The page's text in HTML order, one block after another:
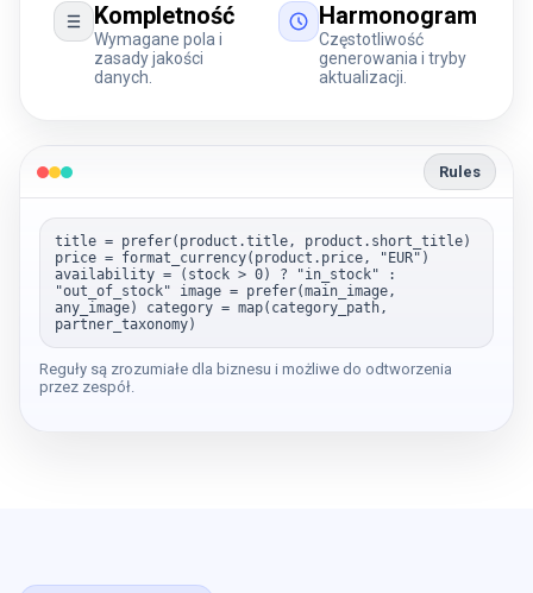
Kompletność
Wymagane pola i
zasady jakości
danych.
Harmonogram
Częstotliwość
generowania i tryby
aktualizacji.
Rules
title = prefer(product.title, product.short_title)
price = format_currency(product.price, "EUR")
availability = (stock > 0) ? "in_stock" :
"out_of_stock" image = prefer(main_image,
any_image) category = map(category_path,
partner_taxonomy)
Reguły są zrozumiałe dla biznesu i możliwe do odtworzenia
przez zespół.